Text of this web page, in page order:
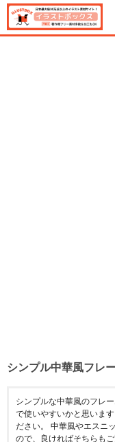
シンプル中華風フレ
シンプルな中華風のフレ
で使いやすいかと思いま
ださい。 中華風やエスニ
ので、良ければそちらもご